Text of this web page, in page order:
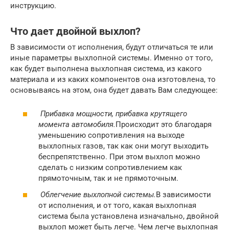
инструкцию.
Что дает двойной выхлоп?
В зависимости от исполнения, будут отличаться те или
иные параметры выхлопной системы. Именно от того,
как будет выполнена выхлопная система, из какого
материала и из каких компонентов она изготовлена, то
основываясь на этом, она будет давать Вам следующее:
Прибавка мощности, прибавка крутящего
момента автомобиля.Происходит это благодаря
уменьшению сопротивления на выходе
выхлопных газов, так как они могут выходить
беспрепятственно. При этом выхлоп можно
сделать с низким сопротивлением как
прямоточным, так и не прямоточным.
Облегчение выхлопной системы.В зависимости
от исполнения, и от того, какая выхлопная
система была установлена изначально, двойной
выхлоп может быть легче. Чем легче выхлопная